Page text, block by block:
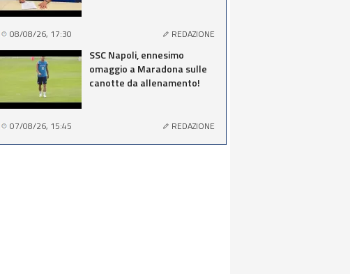
08/08/26, 17:30 REDAZIONE
SSC Napoli, ennesimo
omaggio a Maradona sulle
canotte da allenamento!
07/08/26, 15:45 REDAZIONE